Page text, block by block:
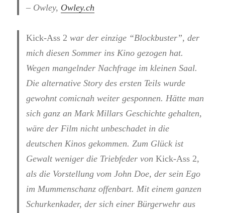
– Owley, Owley.ch
Kick-Ass 2 war der einzige “Blockbuster”, der
mich diesen Sommer ins Kino gezogen hat.
Wegen mangelnder Nachfrage im kleinen Saal.
Die alternative Story des ersten Teils wurde
gewohnt comicnah weiter gesponnen. Hätte man
sich ganz an Mark Millars Geschichte gehalten,
wäre der Film nicht unbeschadet in die
deutschen Kinos gekommen. Zum Glück ist
Gewalt weniger die Triebfeder vonKick-Ass 2,
als die Vorstellung vom John Doe, der sein Ego
im Mummenschanz offenbart. Mit einem ganzen
Schurkenkader, der sich einer Bürgerwehr aus